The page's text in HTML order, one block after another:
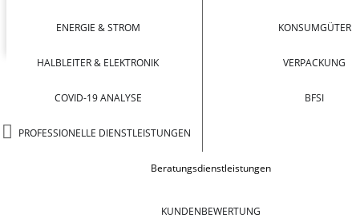
ENERGIE & STROM
HALBLEITER & ELEKTRONIK
COVID-19 ANALYSE
PROFESSIONELLE DIENSTLEISTUNGEN
KONSUMGÜTER
VERPACKUNG
BFSI
Beratungsdienstleistungen
KUNDENBEWERTUNG